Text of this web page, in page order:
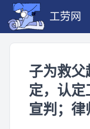
工劳网
子为救父
定，认定
宣判；律